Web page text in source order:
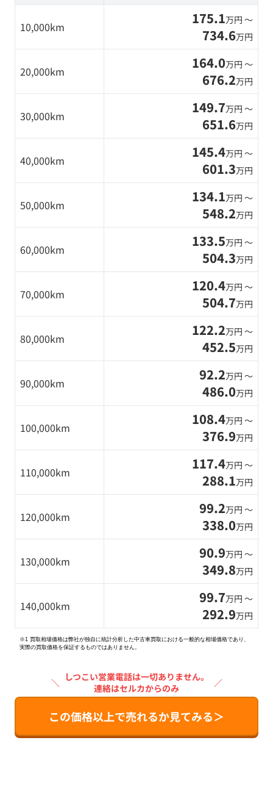
10,000km 175.1万円 〜
734.6万円
20,000km 164.0万円 〜
676.2万円
30,000km 149.7万円 〜
651.6万円
40,000km 145.4万円 〜
601.3万円
50,000km 134.1万円 〜
548.2万円
60,000km 133.5万円 〜
504.3万円
70,000km 120.4万円 〜
504.7万円
80,000km 122.2万円 〜
452.5万円
90,000km 92.2万円 〜
486.0万円
100,000km 108.4万円 〜
376.9万円
110,000km 117.4万円 〜
288.1万円
120,000km 99.2万円 〜
338.0万円
130,000km 90.9万円 〜
349.8万円
140,000km 99.7万円 〜
292.9万円
※1 買取相場価格は弊社が独自に統計分析した中古車買取における一般的な相場価格であり、
実際の買取価格を保証するものではありません。
＼ しつこい営業電話は一切ありません。
連絡はセルカからのみ
／
この価格以上で売れるか見てみる＞